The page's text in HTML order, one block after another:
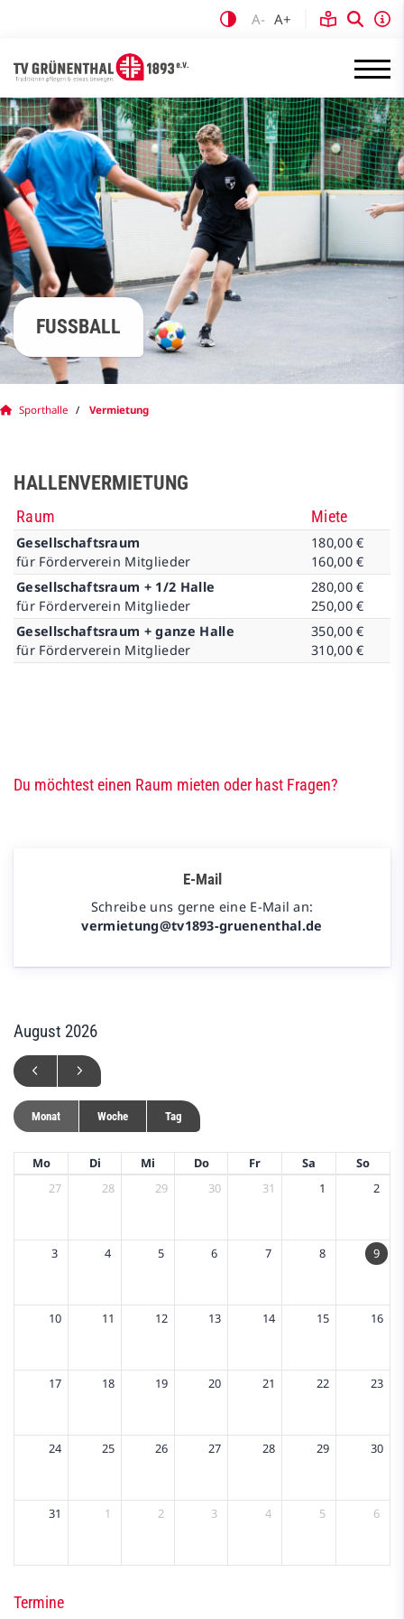
A- A+
FUSSBALL
Sporthalle Vermietung
HALLENVERMIETUNG
Raum Miete
Gesellschaftsraum
für Förderverein Mitglieder
180,00 €
160,00 €
Gesellschaftsraum + 1/2 Halle
für Förderverein Mitglieder
280,00 €
250,00 €
Gesellschaftsraum + ganze Halle
für Förderverein Mitglieder
350,00 €
310,00 €
Du möchtest einen Raum mieten oder hast Fragen?
E-Mail
Schreibe uns gerne eine E-Mail an:
vermietung@tv1893-gruenenthal.de
August 2026
Monat Woche Tag
Mo Di Mi Do Fr Sa
So
27
28 29 30 31 1 2
3 4 5 6 7 8 9
10 11 12 13 14 15 16
17 18 19 20 21 22 23
24 25 26 27 28 29 30
31 1 2 3 4 5 6
Termine